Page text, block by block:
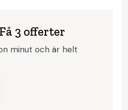
3 offerter
minut och är helt